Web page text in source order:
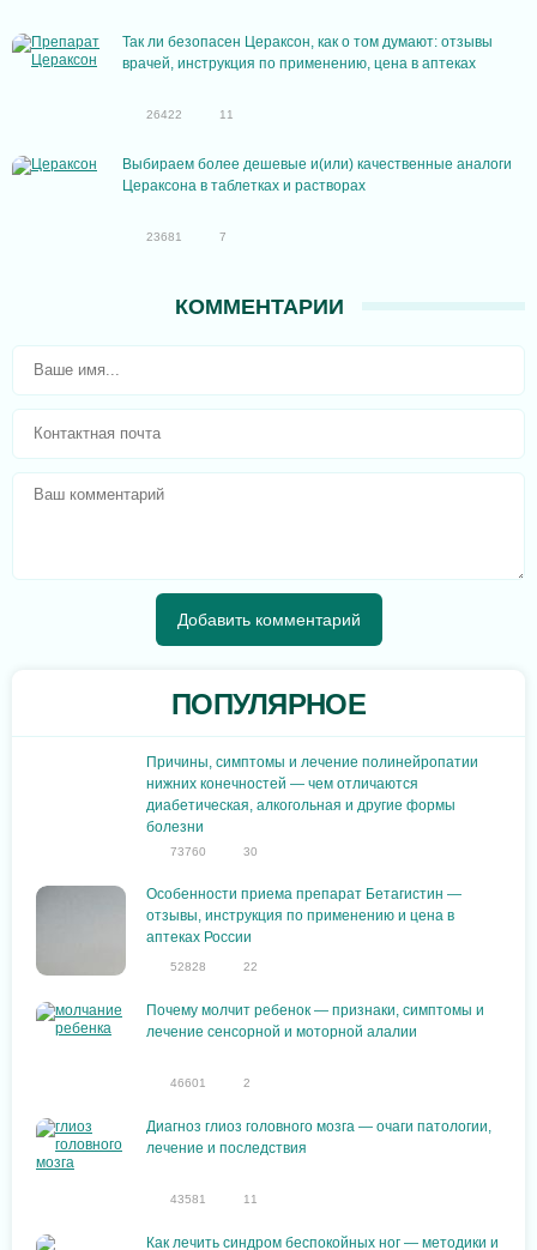
Так ли безопасен Цераксон, как о том думают: отзывы
врачей, инструкция по применению, цена в аптеках
26422 11
Выбираем более дешевые и(или) качественные аналоги
Цераксона в таблетках и растворах
23681 7
КОММЕНТАРИИ
ПОПУЛЯРНОЕ
Причины, симптомы и лечение полинейропатии
нижних конечностей — чем отличаются
диабетическая, алкогольная и другие формы
болезни
73760 30
Особенности приема препарат Бетагистин —
отзывы, инструкция по применению и цена в
аптеках России
52828 22
Почему молчит ребенок — признаки, симптомы и
лечение сенсорной и моторной алалии
46601 2
Диагноз глиоз головного мозга — очаги патологии,
лечение и последствия
43581 11
Как лечить синдром беспокойных ног — методики и